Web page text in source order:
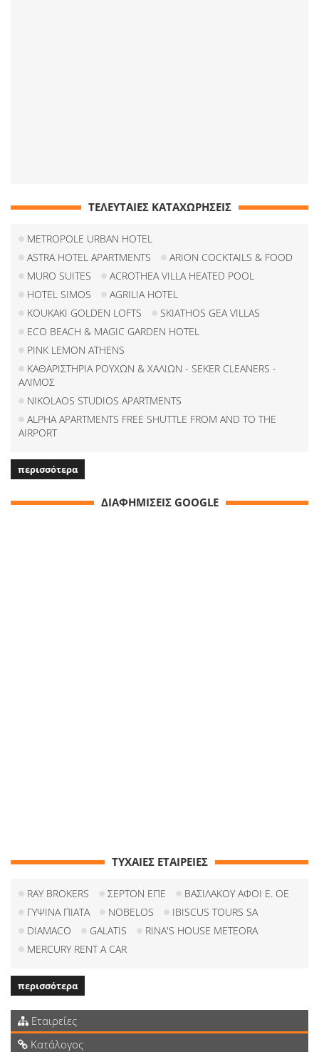
ΤΕΛΕΥΤΑΙΕΣ ΚΑΤΑΧΩΡΗΣΕΙΣ
METROPOLE URBAN HOTEL
ASTRA HOTEL APARTMENTS
ARION COCKTAILS & FOOD
MURO SUITES
ACROTHEA VILLA HEATED POOL
HOTEL SIMOS
AGRILIA HOTEL
KOUKAKI GOLDEN LOFTS
SKIATHOS GEA VILLAS
ECO BEACH & MAGIC GARDEN HOTEL
PINK LEMON ATHENS
ΚΑΘΑΡΙΣΤΗΡΙΑ ΡΟΥΧΩΝ & ΧΑΛΙΩΝ - SEKER CLEANERS -
ΑΛΙΜΟΣ
NIKOLAOS STUDIOS APARTMENTS
ALPHA APARTMENTS FREE SHUTTLE FROM AND TO THE
AIRPORT
περισσότερα
ΔΙΑΦΗΜΙΣΕΙΣ GOOGLE
ΤΥΧΑΙΕΣ ΕΤΑΙΡΕΙΕΣ
RAY BROKERS ΣΕΡΤΟΝ ΕΠΕ
ΒΑΣΙΛΑΚΟΥ ΑΦΟΙ Ε. ΟΕ
ΓΥΨΙΝΑ ΠΙΑΤΑ
NOBELOS
IBISCUS TOURS SA
DIAMACO
GALATIS
RINA'S HOUSE METEORA
MERCURY RENT A CAR
περισσότερα
Εταιρείες
Κατάλογος